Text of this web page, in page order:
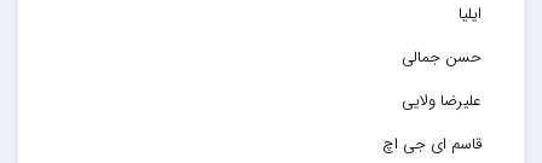
ایلیا
حسن جمالی
علیرضا ولایی
قاسم ای جی اچ